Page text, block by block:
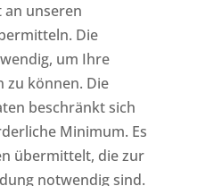
unseren
Die
um Ihre
zu können. Die
beschränkt sich
Minimum. Es
übermittelt, die zur
notwendig sind.